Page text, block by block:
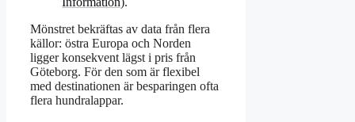
Mönstret bekräftas av data från flera
källor: östra Europa och Norden
ligger konsekvent lägst i pris från
Göteborg. För den som är flexibel
med destinationen är besparingen ofta
flera hundralappar.